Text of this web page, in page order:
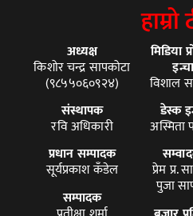
अध्यक्ष
किशोर चन्द्र सापकोटा
(९८५५०६०९२४)
संस्थापक
रवि अधिकारी
प्रधान सम्पादक
सूर्यप्रकाश कँडेल
सम्पादक
मिडिया
विशाल
डेस्क
अस्मिता
प्रेम प्र.
पुजा